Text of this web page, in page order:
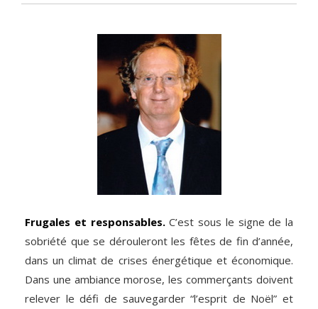
Frugales et responsables.C’est sous le signe de la
sobriété que se dérouleront les fêtes de fin d’année,
dans un climat de crises énergétique et économique.
Dans une ambiance morose, les commerçants doivent
relever le défi de sauvegarder “l’esprit de Noël” et